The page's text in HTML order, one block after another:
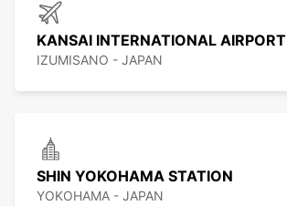
KANSAI INTERNATIONAL AIRPORT
IZUMISANO - JAPAN
SHIN YOKOHAMA STATION
YOKOHAMA - JAPAN